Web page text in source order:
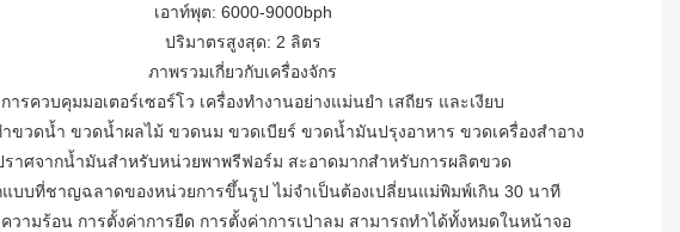
เอาท์พุต: 6000-9000bph
ปริมาตรสูงสุด: 2 ลิตร
ภาพรวมเกี่ยวกับเครื่องจักร
ารควบคุมมอเตอร์เซอร์โว เครื่องทำงานอย่างแม่นยำ เสถียร และเงียบ
ขวดน้ำ ขวดน้ำผลไม้ ขวดนม ขวดเบียร์ ขวดน้ำมันปรุงอาหาร ขวดเครื่องสำอาง
ราศจากน้ำมันสำหรับหน่วยพาพรีฟอร์ม สะอาดมากสำหรับการผลิตขวด
แบบที่ชาญฉลาดของหน่วยการขึ้นรูป ไม่จำเป็นต้องเปลี่ยนแม่พิมพ์เกิน 30 นาที
วามร้อน การตั้งค่าการยืด การตั้งค่าการเป่าลม สามารถทำได้ทั้งหมดในหน้าจอ